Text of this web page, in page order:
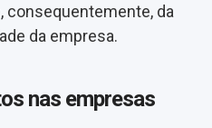
consequentemente, da
da empresa.
nas empresas